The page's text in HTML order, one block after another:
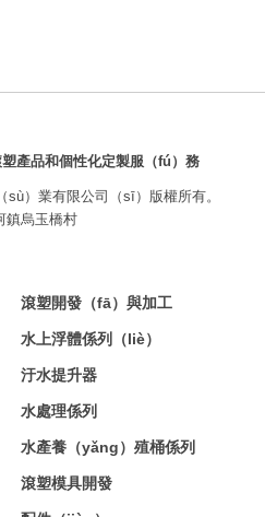
產品和個性化定製服（fú）務
）業有限公司（sī）版權所有。
鎮烏玉橋村
滾塑開發（fā）與加工
水上浮體係列（liè）
汙水提升器
水處理係列
水產養（yǎng）殖桶係列
滾塑模具開發